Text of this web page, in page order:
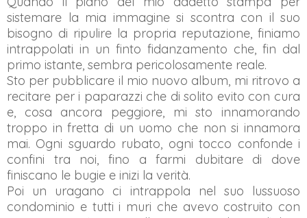
sistemare la mia immagine si scontra con il suo
bisogno di ripulire la propria reputazione, finiamo
intrappolati in un finto fidanzamento che, fin dal
primo istante, sembra pericolosamente reale.
Sto per pubblicare il mio nuovo album, mi ritrovo a
recitare per i paparazzi che di solito evito con cura
e, cosa ancora peggiore, mi sto innamorando
troppo in fretta di un uomo che non si innamora
mai. Ogni sguardo rubato, ogni tocco confonde i
confini tra noi, fino a farmi dubitare di dove
finiscano le bugie e inizi la verità.
Poi un uragano ci intrappola nel suo lussuoso
condominio e tutti i muri che avevo costruito con